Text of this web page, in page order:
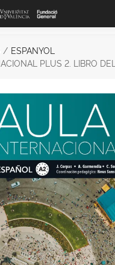
principal
ESPANYOL
PLUS 2. LIBRO